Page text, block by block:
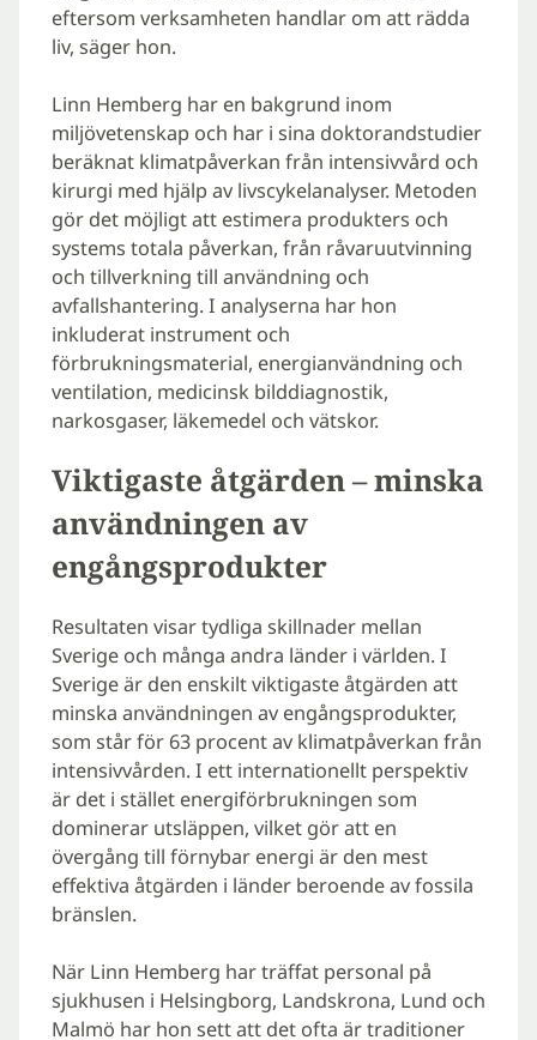
eftersom verksamheten handlar om att rädda
liv, säger hon.
Linn Hemberg har en bakgrund inom
miljövetenskap och har i sina doktorandstudier
beräknat klimatpåverkan från intensivvård och
kirurgi med hjälp av livscykelanalyser. Metoden
gör det möjligt att estimera produkters och
systems totala påverkan, från råvaruutvinning
och tillverkning till användning och
avfallshantering. I analyserna har hon
inkluderat instrument och
förbrukningsmaterial, energianvändning och
ventilation, medicinsk bilddiagnostik,
narkosgaser, läkemedel och vätskor.
Viktigaste åtgärden – minska
användningen av
engångsprodukter
Resultaten visar tydliga skillnader mellan
Sverige och många andra länder i världen. I
Sverige är den enskilt viktigaste åtgärden att
minska användningen av engångsprodukter,
som står för 63 procent av klimatpåverkan från
intensivvården. I ett internationellt perspektiv
är det i stället energiförbrukningen som
dominerar utsläppen, vilket gör att en
övergång till förnybar energi är den mest
effektiva åtgärden i länder beroende av fossila
bränslen.
När Linn Hemberg har träffat personal på
sjukhusen i Helsingborg, Landskrona, Lund och
Malmö har hon sett att det ofta är traditioner